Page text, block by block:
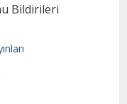
Bildirileri